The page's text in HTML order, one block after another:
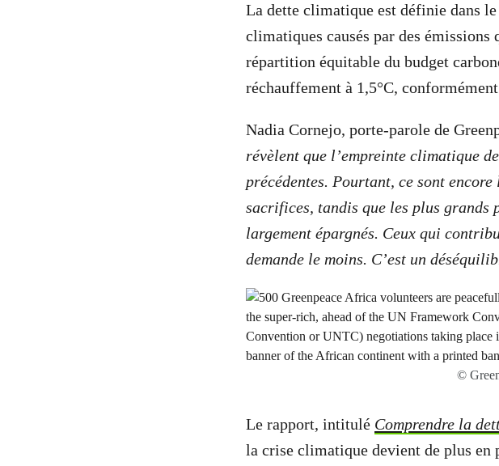
La dette climatique est définie dans
climatiques causés par des émissions
répartition équitable du budget
réchauffement à 1,5°C,
Nadia Cornejo, porte-parole de
révèlent que l’empreinte climatique
précédentes. Pourtant, ce sont
sacrifices, tandis que les plus grands
largement épargnés. Ceux qui
demande le moins. C’est un
©
Le rapport, intitulé Comprendre la
la crise climatique devient de plus en